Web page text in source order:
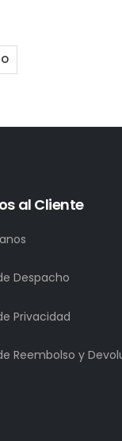
al Cliente
Despacho
Privacidad
Reembolso y